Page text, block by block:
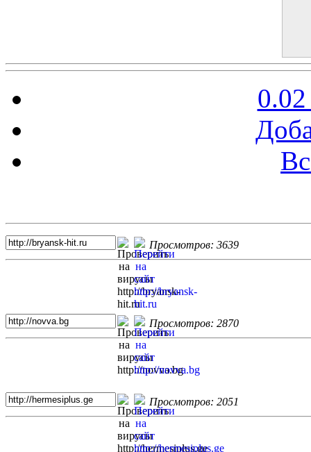
Просмотров: 3639
Просмотров: 2870
Просмотров: 2051